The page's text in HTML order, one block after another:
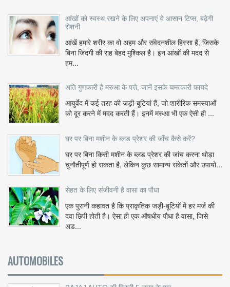
आंखों को स्वस्थ रखने के लिए अपनाएं ये आसान टिप्स, बढ़ेगी
रोशनी
आंखें हमारे शरीर का वो अहम और संवेदनशील हिस्सा हैं, जिसके
बिना जिंदगी की राह बेहद मुश्किल है। इन आंखों की मदद से
हम...
अति गुणकारी है मरुआ के पत्ते, जानें इसके चमत्कारी फायदे
आयुर्वेद में कई तरह की जड़ी-बूटियां हैं, जो शारीरिक समस्याओं
को दूर करने में मदद करती हैं। इनमें मरुआ भी एक ऐसी ही ...
घर पर बिना मशीन के ब्लड प्रेशर की जाँच कैसे करें?
घर पर बिना किसी मशीन के ब्लड प्रेशर की जांच करना थोड़ा
चुनौतीपूर्ण हो सकता है, लेकिन कुछ सामान्य संकेतों और उपायो...
सेहत के लिए संजीवनी है वासा का पौधा
एक पुरानी कहावत है कि प्राकृतिक जड़ी-बूटियों में हर मर्ज की
दवा छिपी होती है। ऐसा ही एक औषधीय पौधा है वासा, जिसे
अड...
AUTOMOBILES